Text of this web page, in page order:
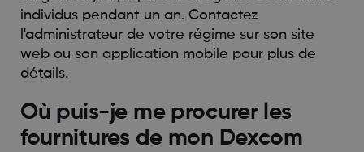
individus pendant un an. Contactez
l'administrateur de votre régime sur son site
web ou son application mobile pour plus de
détails.
Où puis-je me procurer les
fournitures de mon Dexcom